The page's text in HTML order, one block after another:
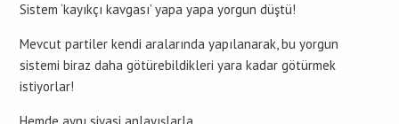
Sistem ‘kayıkçı kavgası’ yapa yapa yorgun düştü!
Mevcut partiler kendi aralarında yapılanarak, bu yorgun
sistemi biraz daha götürebildikleri yara kadar götürmek
istiyorlar!